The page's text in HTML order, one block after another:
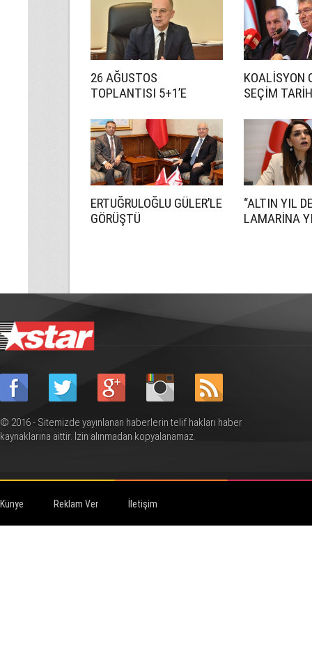
26 AĞUSTOS
TOPLANTISI 5+1’E
KOALİSYON
SEÇİM
ERTUĞRULOĞLU GÜLER’LE
GÖRÜŞTÜ
“ALTIN YIL
LAMARİNA
© 2016 - Sitemizde yayınlanan haberlerin telif hakları haber
kaynaklarına aittir. İzin alınmadan kopyalanamaz.
Künye Reklam Ver İletişim